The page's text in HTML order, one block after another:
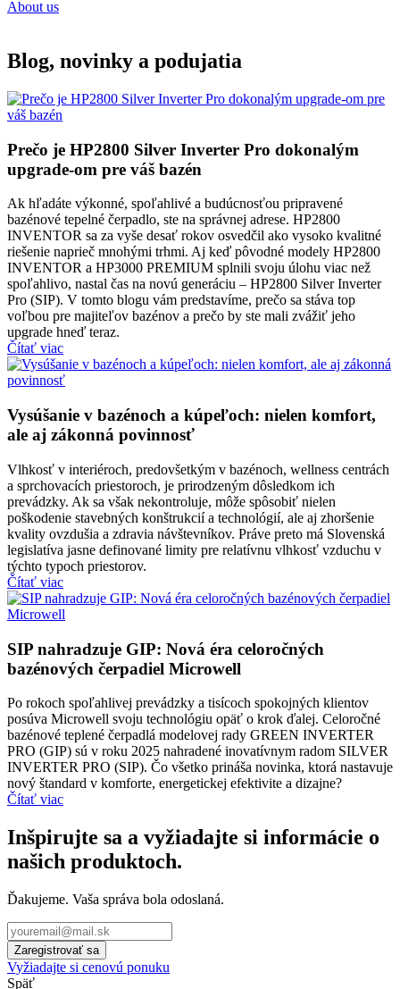
About us
Blog, novinky a podujatia
Prečo je HP2800 Silver Inverter Pro dokonalým
upgrade‑om pre váš bazén
Ak hľadáte výkonné, spoľahlivé a budúcnosťou pripravené
bazénové tepelné čerpadlo, ste na správnej adrese. HP2800
INVENTOR sa za vyše desať rokov osvedčil ako vysoko kvalitné
riešenie naprieč mnohými trhmi. Aj keď pôvodné modely HP2800
INVENTOR a HP3000 PREMIUM splnili svoju úlohu viac než
spoľahlivo, nastal čas na novú generáciu – HP2800 Silver Inverter
Pro (SIP). V tomto blogu vám predstavíme, prečo sa stáva top
voľbou pre majiteľov bazénov a prečo by ste mali zvážiť jeho
upgrade hneď teraz.
Čítať viac
Vysúšanie v bazénoch a kúpeľoch: nielen komfort,
ale aj zákonná povinnosť
Vlhkosť v interiéroch, predovšetkým v bazénoch, wellness centrách
a sprchovacích priestoroch, je prirodzeným dôsledkom ich
prevádzky. Ak sa však nekontroluje, môže spôsobiť nielen
poškodenie stavebných konštrukcií a technológií, ale aj zhoršenie
kvality ovzdušia a zdravia návštevníkov. Práve preto má Slovenská
legislatíva jasne definované limity pre relatívnu vlhkosť vzduchu v
týchto typoch priestorov.
Čítať viac
SIP nahradzuje GIP: Nová éra celoročných
bazénových čerpadiel Microwell
Po rokoch spoľahlivej prevádzky a tisícoch spokojných klientov
posúva Microwell svoju technológiu opäť o krok ďalej. Celoročné
bazénové teplené čerpadlá modelovej rady GREEN INVERTER
PRO (GIP) sú v roku 2025 nahradené inovatívnym radom SILVER
INVERTER PRO (SIP). Čo všetko prináša novinka, ktorá nastavuje
nový štandard v komforte, energetickej efektivite a dizajne?
Čítať viac
Inšpirujte sa a vyžiadajte si informácie o
našich produktoch.
Ďakujeme. Vaša správa bola odoslaná.
Zaregistrovať sa
Vyžiadajte si cenovú ponuku
Späť